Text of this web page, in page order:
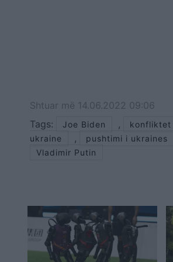
Shtuar më 14.06.2022 09:06
Tags:
Joe Biden , konfliktet
ukraine
, pushtimi i ukraines
Vladimir Putin